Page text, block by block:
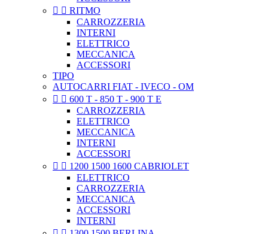
  RITMO
CARROZZERIA
INTERNI
ELETTRICO
MECCANICA
ACCESSORI
TIPO
AUTOCARRI FIAT - IVECO - OM
  600 T - 850 T - 900 T E
CARROZZERIA
ELETTRICO
MECCANICA
INTERNI
ACCESSORI
  1200 1500 1600 CABRIOLET
ELETTRICO
CARROZZERIA
MECCANICA
ACCESSORI
INTERNI